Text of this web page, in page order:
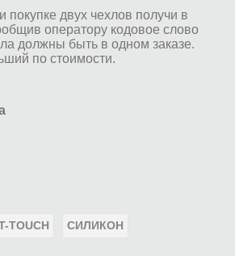
покупке двух чехлов получи в
оператору кодовое слово
должны быть в одном заказе.
по стоимости.
TOUCH СИЛИКОН